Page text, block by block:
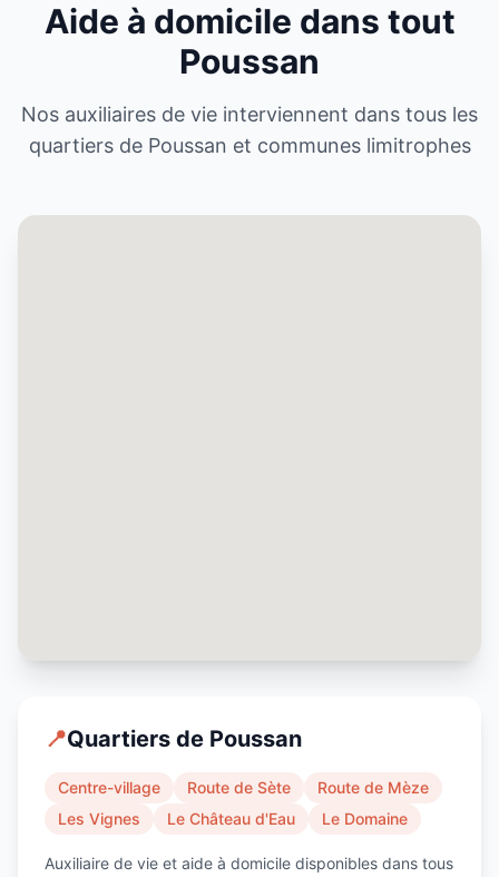
Aide à domicile dans tout
Poussan
Nos auxiliaires de vie interviennent dans tous les
quartiers de Poussan et communes limitrophes
📍Quartiers de Poussan
Centre-village Route de Sète
Route de Mèze
Les Vignes
Le Château d'Eau Le Domaine
Auxiliaire de vie et aide à domicile disponibles dans tous